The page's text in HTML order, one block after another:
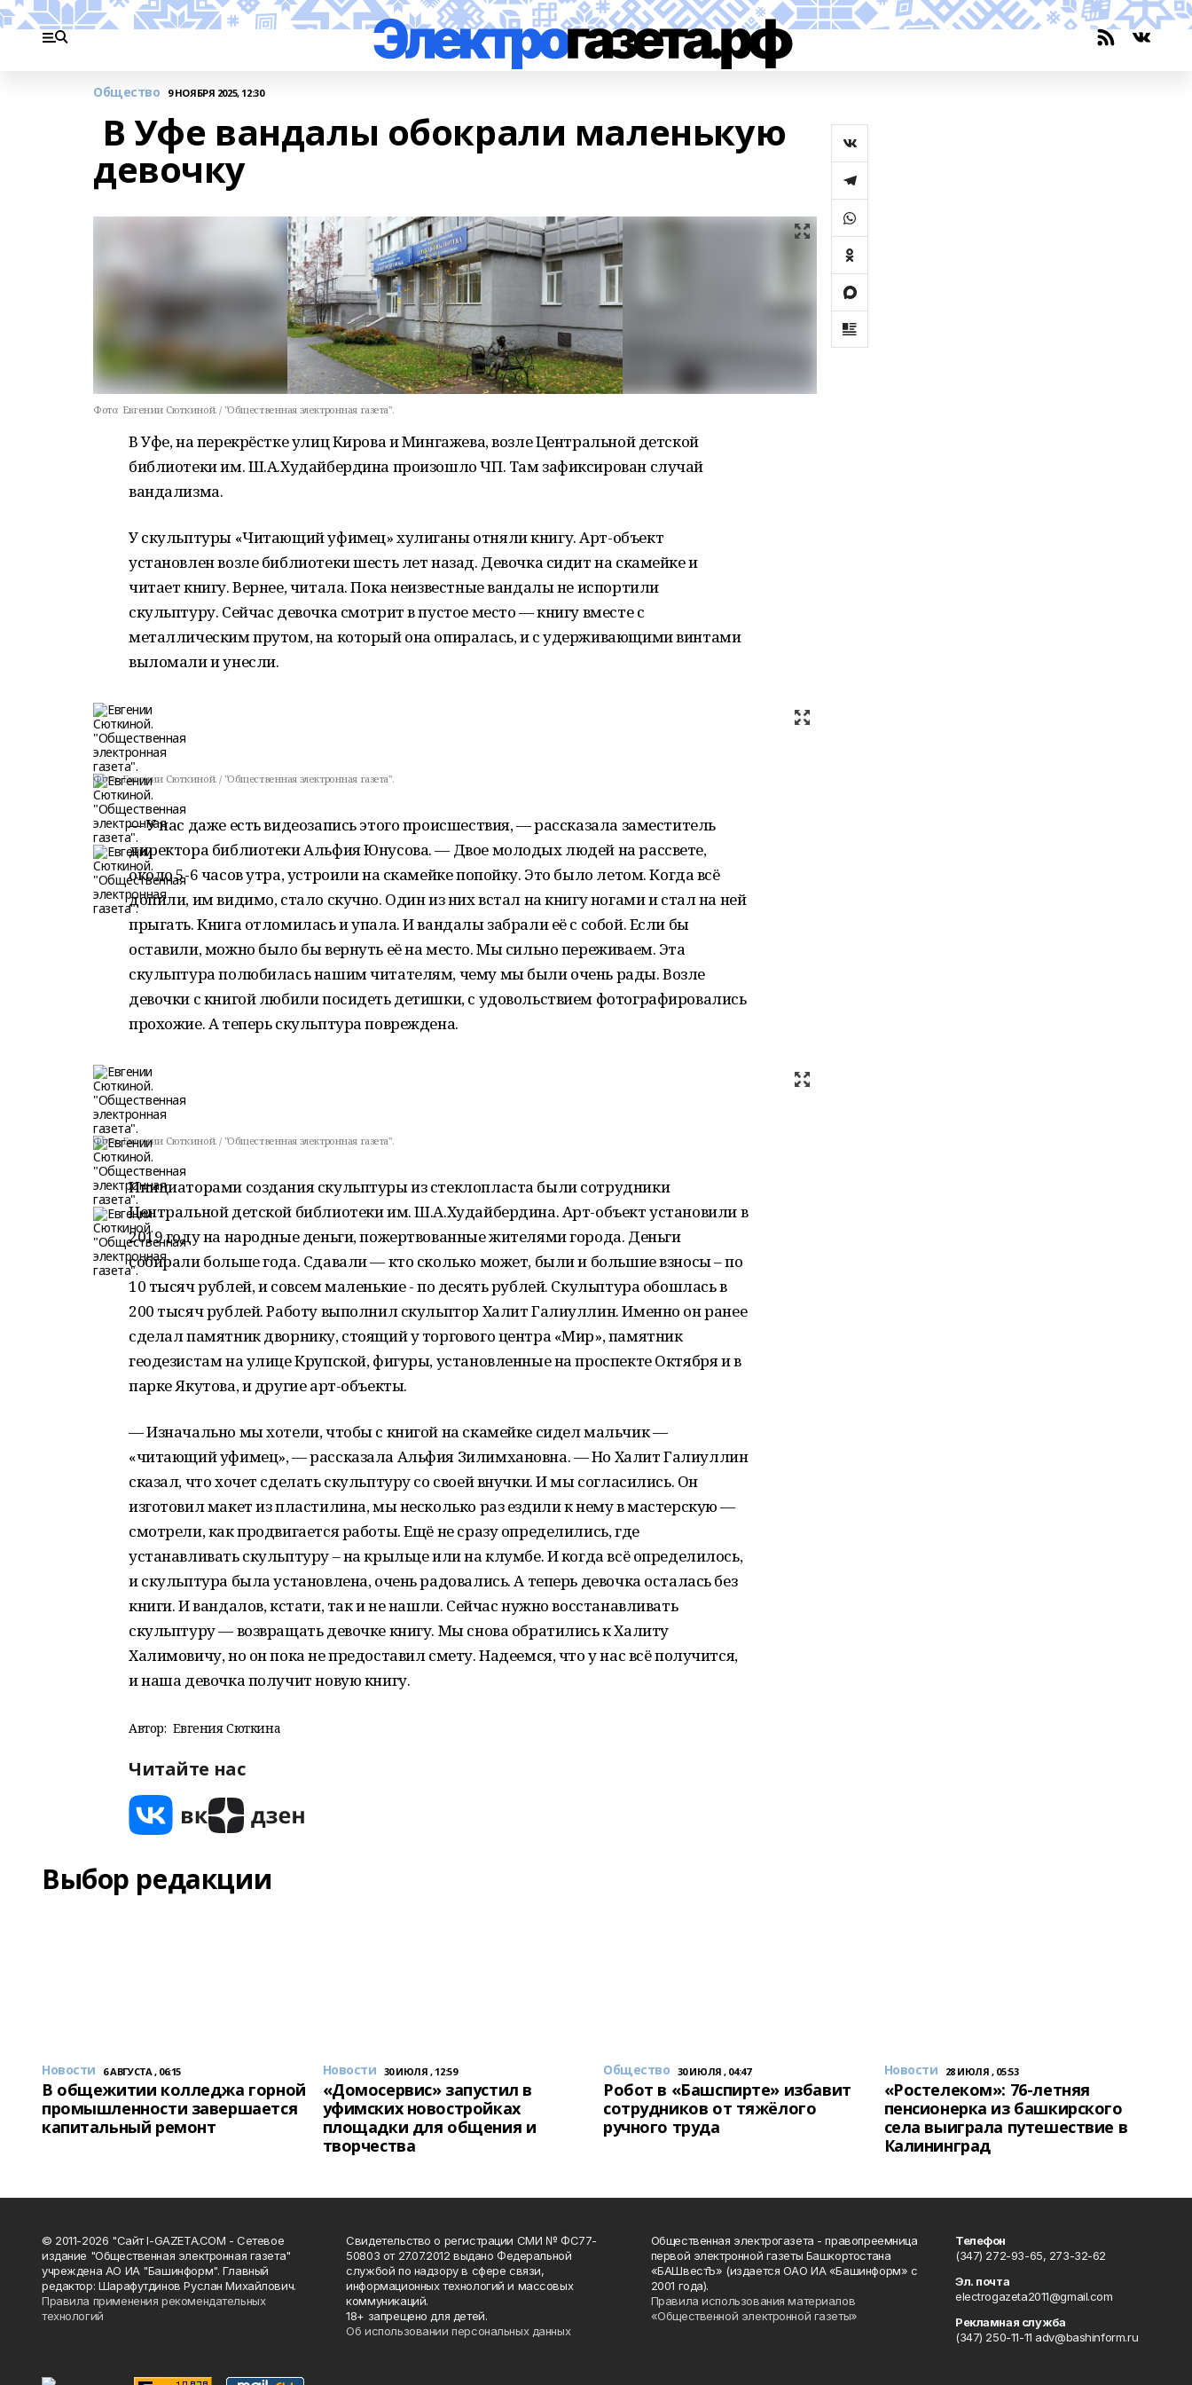
Общество 9 НОЯБРЯ 2025, 12:30
В Уфе вандалы обокрали маленькую
девочку
Фото: Евгении Сюткиной. / "Общественная электронная газета".
В Уфе, на перекрёстке улиц Кирова и Мингажева, возле Центральной детской
библиотеки им. Ш.А.Худайбердина произошло ЧП. Там зафиксирован случай
вандализма.
У скульптуры «Читающий уфимец» хулиганы отняли книгу. Арт-объект
установлен возле библиотеки шесть лет назад. Девочка сидит на скамейке и
читает книгу. Вернее, читала. Пока неизвестные вандалы не испортили
скульптуру. Сейчас девочка смотрит в пустое место — книгу вместе с
металлическим прутом, на который она опиралась, и с удерживающими винтами
выломали и унесли.
Фото: Евгении Сюткиной. / "Общественная электронная газета".
— У нас даже есть видеозапись этого происшествия, — рассказала заместитель
директора библиотеки Альфия Юнусова. — Двое молодых людей на рассвете,
около 5-6 часов утра, устроили на скамейке попойку. Это было летом. Когда всё
допили, им видимо, стало скучно. Один из них встал на книгу ногами и стал на ней
прыгать. Книга отломилась и упала. И вандалы забрали её с собой. Если бы
оставили, можно было бы вернуть её на место. Мы сильно переживаем. Эта
скульптура полюбилась нашим читателям, чему мы были очень рады. Возле
девочки с книгой любили посидеть детишки, с удовольствием фотографировались
прохожие. А теперь скульптура повреждена.
Фото: Евгении Сюткиной. / "Общественная электронная газета".
Инициаторами создания скульптуры из стеклопласта были сотрудники
Центральной детской библиотеки им. Ш.А.Худайбердина. Арт-объект установили в
2019 году на народные деньги, пожертвованные жителями города. Деньги
собирали больше года. Сдавали — кто сколько может, были и большие взносы – по
10 тысяч рублей, и совсем маленькие - по десять рублей. Скульптура обошлась в
200 тысяч рублей. Работу выполнил скульптор Халит Галиуллин. Именно он ранее
сделал памятник дворнику, стоящий у торгового центра «Мир», памятник
геодезистам на улице Крупской, фигуры, установленные на проспекте Октября и в
парке Якутова, и другие арт-объекты.
— Изначально мы хотели, чтобы с книгой на скамейке сидел мальчик —
«читающий уфимец», — рассказала Альфия Зилимхановна. — Но Халит Галиуллин
сказал, что хочет сделать скульптуру со своей внучки. И мы согласились. Он
изготовил макет из пластилина, мы несколько раз ездили к нему в мастерскую —
смотрели, как продвигается работы. Ещё не сразу определились, где
устанавливать скульптуру – на крыльце или на клумбе. И когда всё определилось,
и скульптура была установлена, очень радовались. А теперь девочка осталась без
книги. И вандалов, кстати, так и не нашли. Сейчас нужно восстанавливать
скульптуру — возвращать девочке книгу. Мы снова обратились к Халиту
Халимовичу, но он пока не предоставил смету. Надеемся, что у нас всё получится,
и наша девочка получит новую книгу.
Автор: Евгения Сюткина
Читайте нас
Выбор редакции
Новости 6 АВГУСТА , 06:15
В общежитии колледжа горной
промышленности завершается
капитальный ремонт
Новости 30 ИЮЛЯ , 12:59
«Домосервис» запустил в
уфимских новостройках
площадки для общения и
творчества
Общество 30 ИЮЛЯ , 04:47
Робот в «Башспирте» избавит
сотрудников от тяжёлого
ручного труда
Новости 28 ИЮЛЯ , 05:53
«Ростелеком»: 76-летняя
пенсионерка из башкирского
села выиграла путешествие в
Калининград
© 2011-2026 "Сайт I-GAZETA.COM - Сетевое
издание "Общественная электронная газета"
учреждена АО ИА "Башинформ". Главный
редактор: Шарафутдинов Руслан Михайлович.
Правила применения рекомендательных
технологий
Свидетельство о регистрации СМИ № ФС77-
50803 от 27.07.2012 выдано Федеральной
службой по надзору в сфере связи,
информационных технологий и массовых
коммуникаций.
18+ запрещено для детей.
Об использовании персональных данных
Общественная электрогазета - правопреемница
первой электронной газеты Башкортостана
«БАШвестЪ» (издается ОАО ИА «Башинформ» с
2001 года).
Правила использования материалов
«Общественной электронной газеты»
Телефон
(347) 272-93-65, 273-32-62
Эл. почта
electrogazeta2011@gmail.com
Рекламная служба
(347) 250-11-11 adv@bashinform.ru